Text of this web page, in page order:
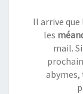
Il arrive
les
mail.
abymes,